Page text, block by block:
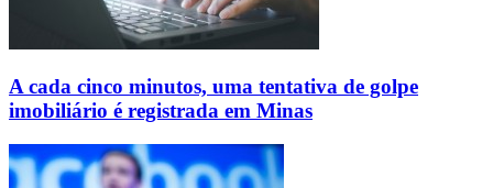
A cada cinco minutos, uma tentativa de golpe
imobiliário é registrada em Minas